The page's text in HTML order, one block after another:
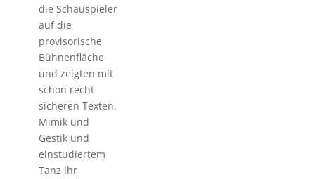
die Schauspieler
auf die
provisorische
Bühnenfläche
und zeigten mit
schon recht
sicheren Texten,
Mimik und
Gestik und
einstudiertem
Tanz ihr